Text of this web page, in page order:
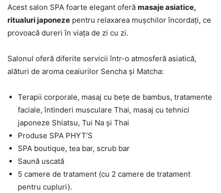
Acest salon SPA foarte elegant oferă masaje asiatice,
ritualuri japoneze pentru relaxarea mușchilor încordați, ce
provoacă dureri în viața de zi cu zi.
Salonul oferă diferite servicii într-o atmosferă asiatică,
alături de aroma ceaiurilor Sencha și Matcha:
Terapii corporale, masaj cu bețe de bambus, tratamente
faciale, întinderi musculare Thai, masaj cu tehnici
japoneze Shiatsu, Tui Na și Thai
Produse SPA PHYT’S
SPA boutique, tea bar, scrub bar
Saună uscată
5 camere de tratament (cu 2 camere de tratament
pentru cupluri).